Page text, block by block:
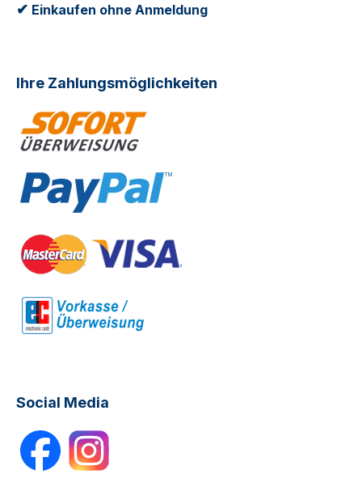
✔ Einkaufen ohne Anmeldung
Ihre Zahlungsmöglichkeiten
Social Media